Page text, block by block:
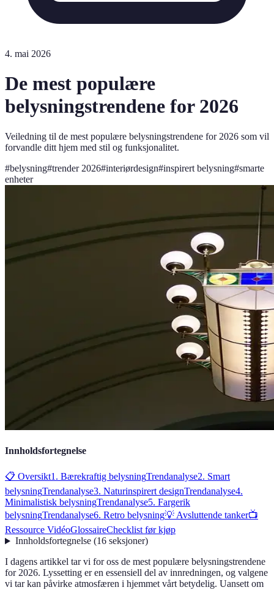
4. mai 2026
De mest populære
belysningstrendene for 2026
Veiledning til de mest populære belysningstrendene for 2026 som vil
forvandle ditt hjem med stil og funksjonalitet.
#belysning#trender 2026#interiørdesign#inspirert belysning#smarte
enheter
Innholdsfortegnelse
📋 Oversikt1. Bærekraftig belysningTrendanalyse2. Smart
belysningTrendanalyse3. Naturinspirert designTrendanalyse4.
Minimalistisk belysningTrendanalyse5. Fargerik
belysningTrendanalyse6. Retro belysning💡 Avsluttende tanker📺
Ressource VidéoGlossaireChecklist før kjøp
Innholdsfortegnelse(16 seksjoner)
I dagens artikkel tar vi for oss de mest populære belysningstrendene
for 2026. Lyssetting er en essensiell del av innredningen, og valgene
vi tar kan påvirke atmosfæren i hjemmet vårt betydelig. Uansett om